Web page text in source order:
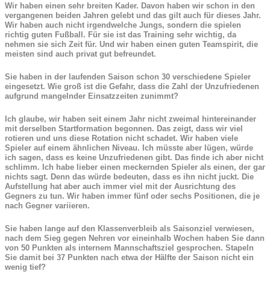
Wir haben einen sehr breiten Kader. Davon haben wir schon in den
vergangenen beiden Jahren gelebt und das gilt auch für dieses Jahr.
Wir haben auch nicht irgendwelche Jungs, sondern die spielen
richtig guten Fußball. Für sie ist das Training sehr wichtig, da
nehmen sie sich Zeit für. Und wir haben einen guten Teamspirit, die
meisten sind auch privat gut befreundet.
Sie haben in der laufenden Saison schon 30 verschiedene Spieler
eingesetzt. Wie groß ist die Gefahr, dass die Zahl der Unzufriedenen
aufgrund mangelnder Einsatzzeiten zunimmt?
Ich glaube, wir haben seit einem Jahr nicht zweimal hintereinander
mit derselben Startformation begonnen. Das zeigt, dass wir viel
rotieren und uns diese Rotation nicht schadet. Wir haben viele
Spieler auf einem ähnlichen Niveau. Ich müsste aber lügen, würde
ich sagen, dass es keine Unzufriedenen gibt. Das finde ich aber nicht
schlimm. Ich habe lieber einen meckernden Spieler als einen, der gar
nichts sagt. Denn das würde bedeuten, dass es ihn nicht juckt. Die
Aufstellung hat aber auch immer viel mit der Ausrichtung des
Gegners zu tun. Wir haben immer fünf oder sechs Positionen, die je
nach Gegner variieren.
Sie haben lange auf den Klassenverbleib als Saisonziel verwiesen,
nach dem Sieg gegen Nehren vor eineinhalb Wochen haben Sie dann
von 50 Punkten als internem Mannschaftsziel gesprochen. Stapeln
Sie damit bei 37 Punkten nach etwa der Hälfte der Saison nicht ein
wenig tief?